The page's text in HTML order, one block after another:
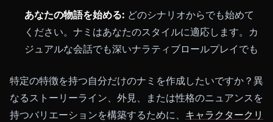
あなたの物語を始める: どのシナリオからでも始めて
ください。ナミはあなたのスタイルに適応します。カ
ジュアルな会話でも深いナラティブロールプレイでも
特定の特徴を持つ自分だけのナミを作成したいですか？異
なるストーリーライン、外見、または性格のニュアンスを
持つバリエーションを構築するために、 キャラクタークリ